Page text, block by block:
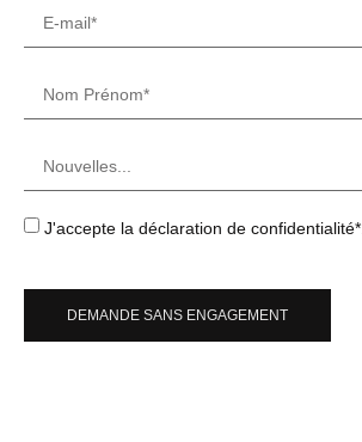
J'accepte la déclaration de confidentialité*.
DEMANDE SANS ENGAGEMENT